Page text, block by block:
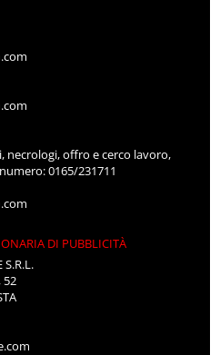
necrologi, offro e cerco lavoro,
0165/231711
DI PUBBLICITÀ
S.R.L.
52